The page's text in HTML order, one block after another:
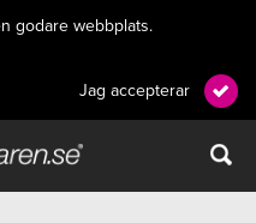
godare webbplats.
Jag accepterar